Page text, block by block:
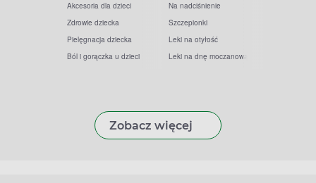
Akcesoria dla dzieci
Zdrowie dziecka
Pielęgnacja dziecka
Ból i gorączka u dzieci
Na nadciśnienie
Szczepionki
Leki na otyłość
Leki na dnę moczanową
Zobacz więcej